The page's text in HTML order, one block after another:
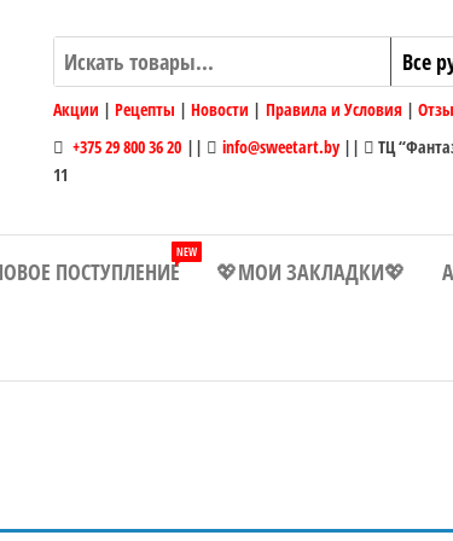
Акции | Рецепты | Новости | Правила и Условия |
+375 29 800 36 20 || info@sweetart.by||
ТЦ
11
ПОСТУПЛЕНИЕ
NEW
💖МОИ ЗАКЛАДКИ💖